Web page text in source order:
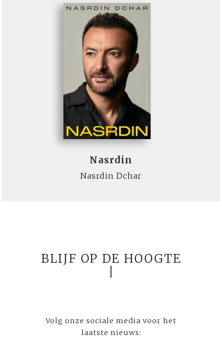
Nasrdin
Nasrdin Dchar
BLIJF OP DE HOOGTE
Volg onze sociale media voor het
laatste nieuws: